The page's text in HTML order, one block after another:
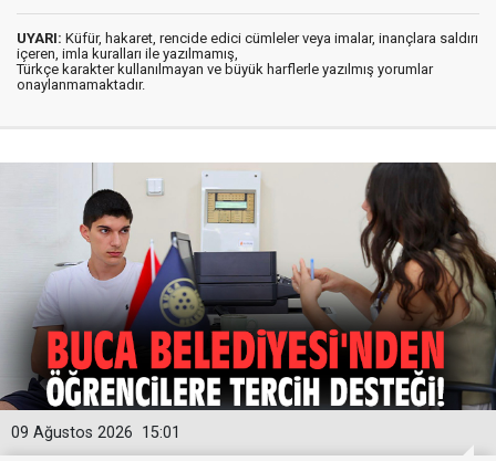
UYARI: Küfür, hakaret, rencide edici cümleler veya imalar, inançlara saldırı
içeren, imla kuralları ile yazılmamış,
Türkçe karakter kullanılmayan ve büyük harflerle yazılmış yorumlar
onaylanmamaktadır.
15:01
09 Ağustos 2026